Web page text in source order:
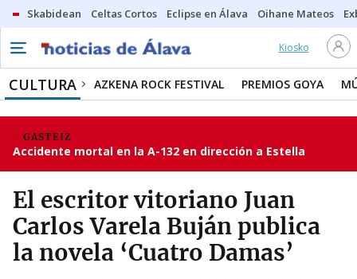
Skabidean Celtas Cortos Eclipse en Álava Oihane Mateos
Kiosko
CULTURA AZKENA ROCK FESTIVAL PREMIOS GOYA
GASTEIZ
Accidente mortal en la A-132 en dirección a Estella
El escritor vitoriano Juan
Carlos Varela Buján publica
la novela ‘Cuatro Damas’